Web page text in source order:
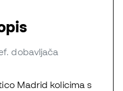
dobavljača
Madrid kolicima s